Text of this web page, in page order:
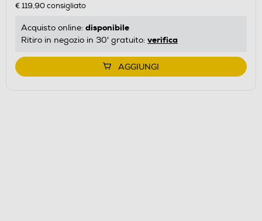
€ 119,90consigliato
Acquisto online: disponibile
Ritiro in negozio in 30' gratuito: verifica
AGGIUNGI